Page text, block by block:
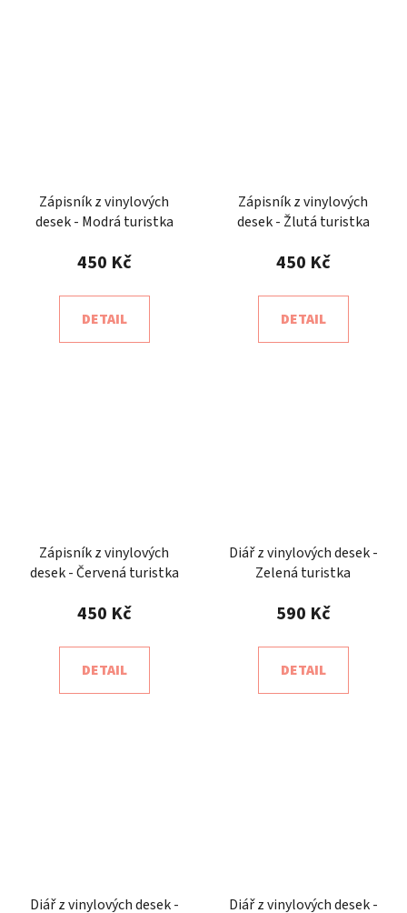
Zápisník z vinylových
desek - Modrá turistka
450 Kč
DETAIL
Zápisník z vinylových
desek - Žlutá turistka
450 Kč
DETAIL
Zápisník z vinylových
desek - Červená turistka
450 Kč
DETAIL
Diář z vinylových desek -
Zelená turistka
590 Kč
DETAIL
Diář z vinylových desek -
Diář z vinylových desek -